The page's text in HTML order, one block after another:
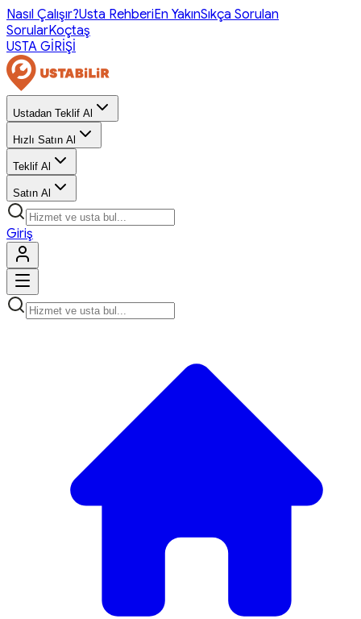
Nasıl Çalışır?Usta RehberiEn YakınSıkça Sorulan
SorularKoçtaş
USTA GİRİŞİ
Ustadan Teklif Al
Hızlı Satın Al
Teklif Al
Satın Al
Giriş